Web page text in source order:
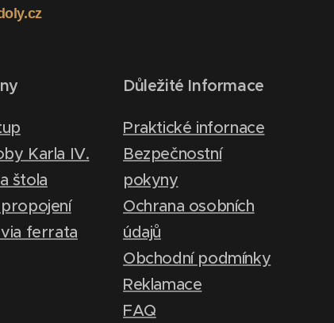
Karla IV.
štola
ferrata
Důležité Informace
Praktické infornace
Bezpečnostní
pokyny
Ochrana osobních
údajů
Obchodní podmínky
Reklamace
FAQ